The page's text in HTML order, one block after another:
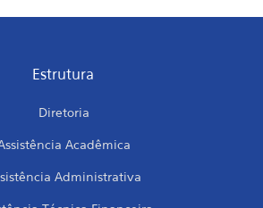
Estrutura
Diretoria
Acadêmica
Administrativa